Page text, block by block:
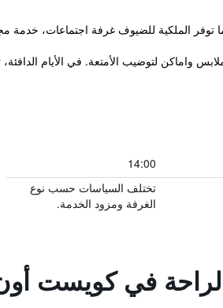
واماكن لتوضيب الأمتعة. في الأيام
14:00
تختلف السياسات حسب نوع
الغرفة ومزود الخدمة.
الراحة في كويست